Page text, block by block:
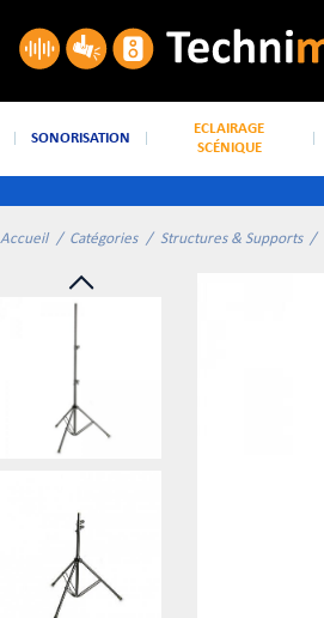
SONORISATION
ECLAIRAGE
SCÉNIQUE
Accueil Catégories Structures & Supports